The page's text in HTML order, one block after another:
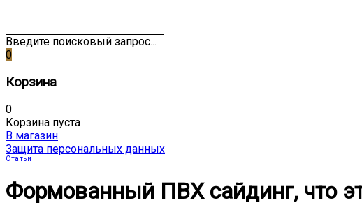
Введите поисковый запрос...
0
Корзина
0
Корзина пуста
В магазин
Защита персональных данных
Статьи
Формованный ПВХ сайдинг, что